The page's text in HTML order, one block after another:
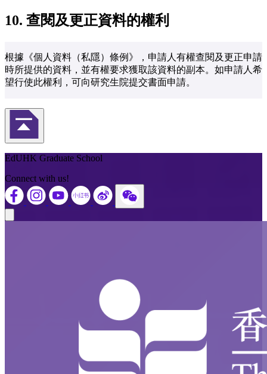
10. 查閱及更正資料的權利
根據《個人資料（私隱）條例》，申請人有權查閱及更正申請
時所提供的資料，並有權要求獲取該資料的副本。如申請人希
望行使此權利，可向研究生院提交書面申請。
Back to Top
EdUHK Graduate School
Connect with us!
Close modal